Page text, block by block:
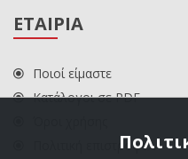
ΕΤΑΙΡΙΑ
Ποιοί είμαστε
Κατάλογοι σε PDF
Πολιτική επιστροφών